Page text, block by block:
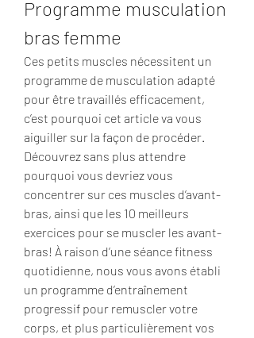
Programme musculation
bras femme
Ces petits muscles nécessitent un
programme de musculation adapté
pour être travaillés efficacement,
c’est pourquoi cet article va vous
aiguiller sur la façon de procéder.
Découvrez sans plus attendre
pourquoi vous devriez vous
concentrer sur ces muscles d’avant-
bras, ainsi que les 10 meilleurs
exercices pour se muscler les avant-
bras! À raison d’une séance fitness
quotidienne, nous vous avons établi
un programme d’entraînement
progressif pour remuscler votre
corps, et plus particulièrement vos